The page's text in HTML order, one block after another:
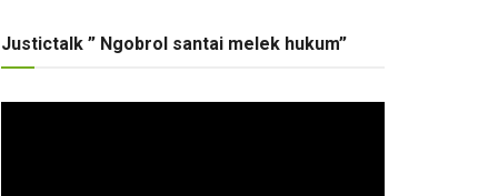
Justictalk ” Ngobrol santai melek hukum”